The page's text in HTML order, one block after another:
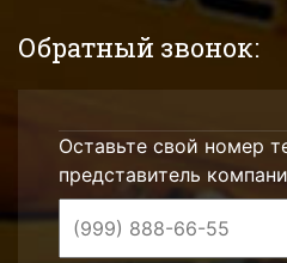
Обратный звонок:
Оставьте свой номер
представитель